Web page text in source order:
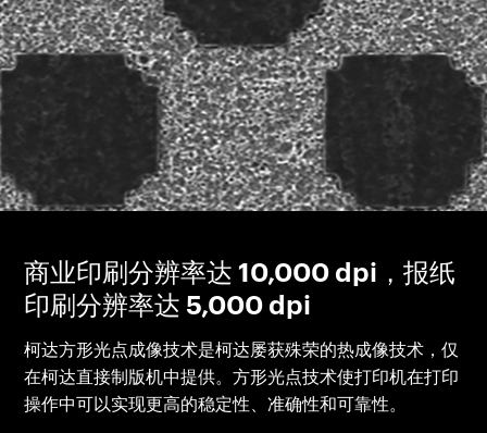
商业印刷分辨率达 10,000 dpi，报纸
印刷分辨率达 5,000 dpi
柯达方形光点成像技术是柯达屡获殊荣的热成像技术，仅
在柯达直接制版机中提供。方形光点技术使打印机在打印
操作中可以实现更高的稳定性、准确性和可靠性。